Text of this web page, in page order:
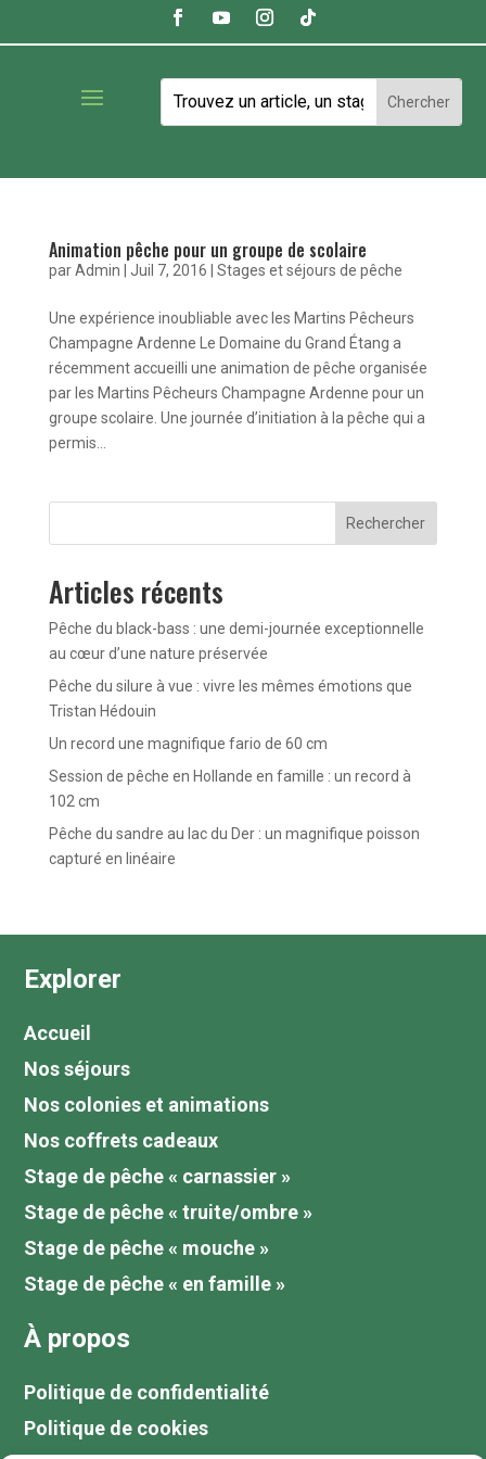
Animation pêche pour un groupe de scolaire
parAdmin Juil 7, 2016 Stages et séjours de pêche
Une expérience inoubliable avec les Martins Pêcheurs
Champagne Ardenne Le Domaine du Grand Étang a
récemment accueilli une animation de pêche organisée
par les Martins Pêcheurs Champagne Ardenne pour un
groupe scolaire. Une journée d’initiation à la pêche qui a
permis...
Rechercher
Articles récents
Pêche du black-bass : une demi-journée exceptionnelle
au cœur d’une nature préservée
Pêche du silure à vue : vivre les mêmes émotions que
Tristan Hédouin
Un record une magnifique fario de 60 cm
Session de pêche en Hollande en famille : un record à
102 cm
Pêche du sandre au lac du Der : un magnifique poisson
capturé en linéaire
Explorer
Accueil
Nos séjours
Nos colonies et animations
Nos coffrets cadeaux
Stage de pêche « carnassier »
Stage de pêche « truite/ombre »
Stage de pêche « mouche »
Stage de pêche « en famille »
À propos
Politique de confidentialité
Politique de cookies